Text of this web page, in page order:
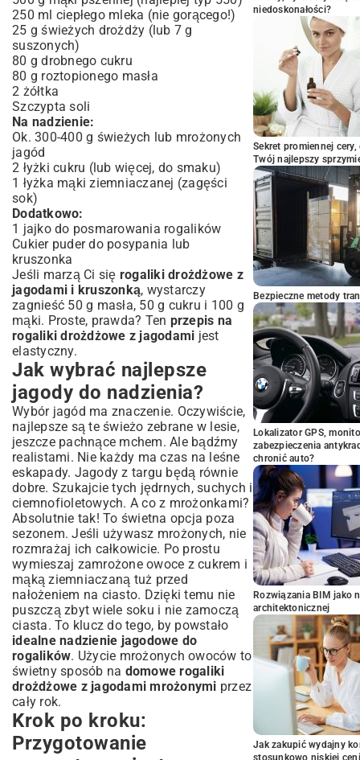
250 ml ciepłego mleka (nie gorącego!)
25 g świeżych drożdży (lub 7 g
suszonych)
80 g drobnego cukru
80 g roztopionego masła
2 żółtka
Szczypta soli
Na nadzienie:
Ok. 300-400 g świeżych lub mrożonych
jagód
2 łyżki cukru (lub więcej, do smaku)
1 łyżka mąki ziemniaczanej (zagęści
sok)
Dodatkowo:
1 jajko do posmarowania rogalików
Cukier puder do posypania lub
kruszonka
Jeśli marzą Ci się rogaliki drożdżowe z
jagodami i kruszonką, wystarczy
zagnieść 50 g masła, 50 g cukru i 100 g
mąki. Proste, prawda? Ten przepis na
rogaliki drożdżowe z jagodami jest
elastyczny.
Jak wybrać najlepsze
jagody do nadzienia?
Wybór jagód ma znaczenie. Oczywiście,
najlepsze są te świeżo zebrane w lesie,
jeszcze pachnące mchem. Ale bądźmy
realistami. Nie każdy ma czas na leśne
eskapady. Jagody z targu będą równie
dobre. Szukajcie tych jędrnych, suchych i
ciemnofioletowych. A co z mrożonkami?
Absolutnie tak! To świetna opcja poza
sezonem. Jeśli używasz mrożonych, nie
rozmrażaj ich całkowicie. Po prostu
wymieszaj zamrożone owoce z cukrem i
mąką ziemniaczaną tuż przed
nałożeniem na ciasto. Dzięki temu nie
puszczą zbyt wiele soku i nie zamoczą
ciasta. To klucz do tego, by powstało
idealne nadzienie jagodowe do
rogalików. Użycie mrożonych owoców to
świetny sposób na domowe rogaliki
drożdżowe z jagodami mrożonymi przez
cały rok.
Krok po kroku:
Przygotowanie
niedoskonałości?
Sekret promiennej
Twój najlepszy
Bezpieczne metody
Lokalizator GPS,
zabezpieczenia
chronić auto?
Rozwiązania BIM jako
architektonicznej
Jak zakupić wydajny
stosunkowo niskiej